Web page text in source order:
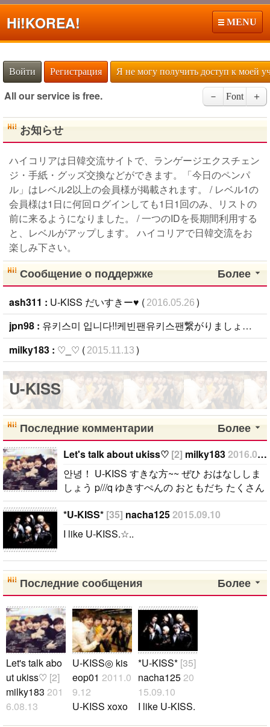
Hi!KOREA! MENU
Войти Регистрация Я не могу получить доступ к моей
All our service is free. － Font ＋
お知らせ
ハイコリアは日韓交流サイトで、ランゲージエクスチェン
ジ・手紙・グッズ交換などができます。「今日のペンパ
ル」はレベル2以上の会員様が掲載されます。 / レベル1の
会員様は1日に何回ログインしても1日1回のみ、リストの
前に来るようになりました。 / 一つのIDを長期間利用する
と、レベルがアップします。 ハイコリアで日韓交流をお
楽しみ下さい。
Более
Сообщение о поддержке
ash311 : U-KISS だいすきー♥ ( 2016.05.26 )
jpn98 : 유키스미 입니다!!케빈팬유키스팬繋がりましょう！ (
milky183 : ♡_♡ ( 2015.11.13 )
U-KISS
Более
Последние комментарии
Let's talk about ukiss♡ [2] milky1832016.08.13
안녕！ U-KISS すきな方~~ ぜひ おはなししま
しょう p///q ゆきすぺんの おともだち たくさん
ほしいです~~٩꒰๑• ³•๑꒱۶ わたしは 96Lineきすみ
です^^ みなさんの すきなメンバは だれです
か？♡_♡ 좋아하는 멤버는 누구입니까? わたし
甘い声•いっしょうけんめいなところ など すき
なところをあげたら ほんとに キリがないです..
*U-KISS* [35] nacha125 2015.09.10
I like U-KISS.☆..
Более
Последние сообщения
Let's talk abo
ut ukiss♡ [2]
milky183 201
6.08.13
U-KISS◎ kis
eop01 2011.0
9.12
U-KISS xoxo
*U-KISS* [35]
nacha125 20
15.09.10
I like U-KISS.